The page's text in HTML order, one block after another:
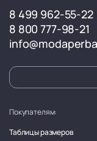
8 499 962-55-22
8 800 777-98-21
Покупателям:
Таблицы размеров